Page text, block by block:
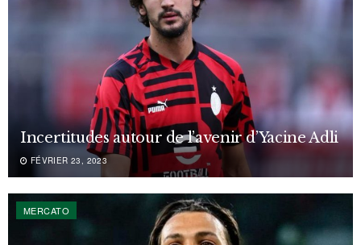
Incertitudes autour de l’avenir d’Yacine Adli
FÉVRIER 23, 2023
MERCATO